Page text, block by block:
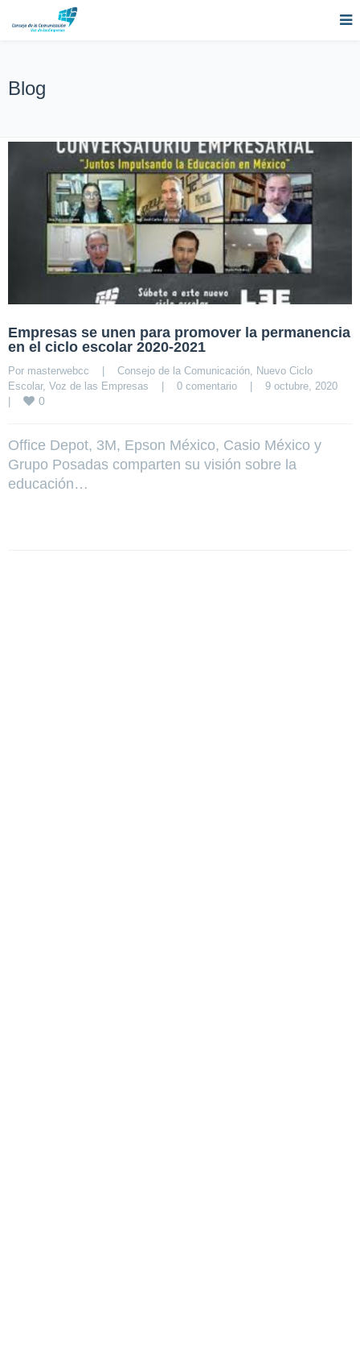
Blog
Empresas se unen para promover la permanencia
en el ciclo escolar 2020-2021
Por masterwebcc | Consejo de la Comunicación Nuevo Ciclo
Escolar, Voz de las Empresas | 0 comentario |
|
0
Office Depot, 3M, Epson México, Casio México y
Grupo Posadas comparten su visión sobre la
educación…